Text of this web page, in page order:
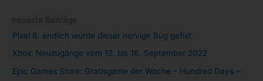
Pixel 6: endlich wurde dieser nervige Bug gefixt
Xbox: Neuzugänge vom 12. bis 16. September 2022
Epic Games Store: Gratisgame der Woche – Hundred Days –